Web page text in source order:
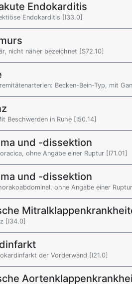
Endokarditis
Endokarditis [I33.0]
nicht näher bezeichnet [S72.10]
Becken-Bein-Typ, mit
Beschwerden in Ruhe [I50.14]
und -dissektion
ohne Angabe einer Ruptur [I71.01]
und -dissektion
ohne Angabe einer
[I34.0]
der Vorderwand [I21.0]